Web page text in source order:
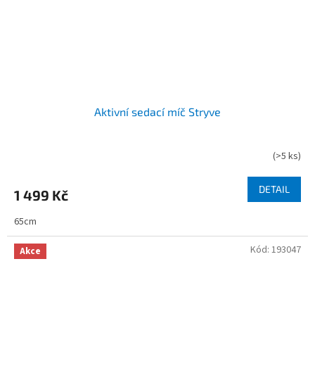
Aktivní sedací míč Stryve
(>5 ks)
1 499 Kč DETAIL
65cm
Akce Kód: 193047